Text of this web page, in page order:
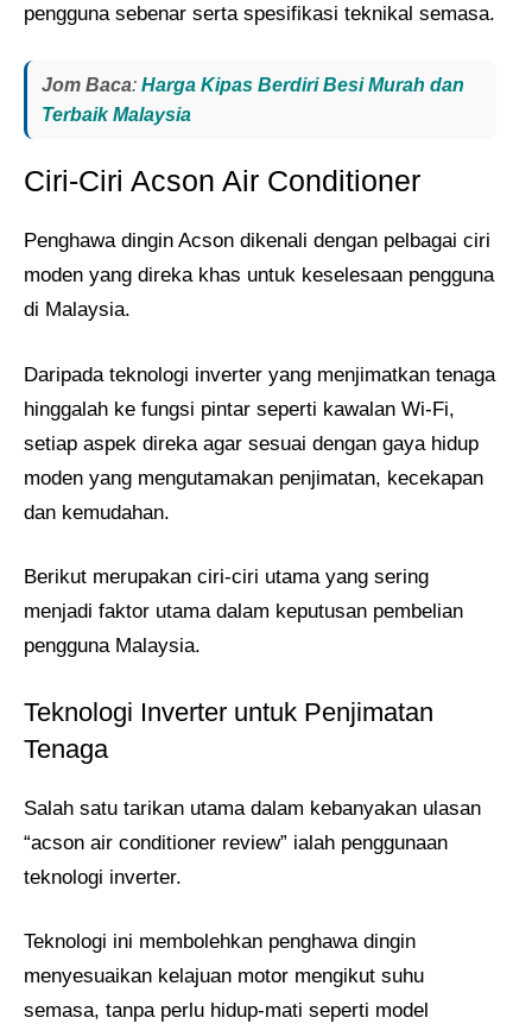
pengguna sebenar serta spesifikasi teknikal semasa.
Jom Baca: Harga Kipas Berdiri Besi Murah dan
Terbaik Malaysia
Ciri-Ciri Acson Air Conditioner
Penghawa dingin Acson dikenali dengan pelbagai ciri
moden yang direka khas untuk keselesaan pengguna
di Malaysia.
Daripada teknologi inverter yang menjimatkan tenaga
hinggalah ke fungsi pintar seperti kawalan Wi-Fi,
setiap aspek direka agar sesuai dengan gaya hidup
moden yang mengutamakan penjimatan, kecekapan
dan kemudahan.
Berikut merupakan ciri-ciri utama yang sering
menjadi faktor utama dalam keputusan pembelian
pengguna Malaysia.
Teknologi Inverter untuk Penjimatan
Tenaga
Salah satu tarikan utama dalam kebanyakan ulasan
“acson air conditioner review” ialah penggunaan
teknologi inverter.
Teknologi ini membolehkan penghawa dingin
menyesuaikan kelajuan motor mengikut suhu
semasa, tanpa perlu hidup-mati seperti model